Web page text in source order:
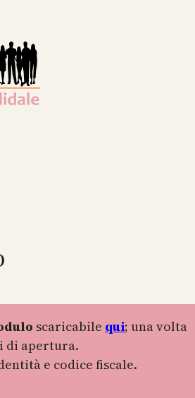
scaricabile qui; una volta
di apertura.
e codice fiscale.